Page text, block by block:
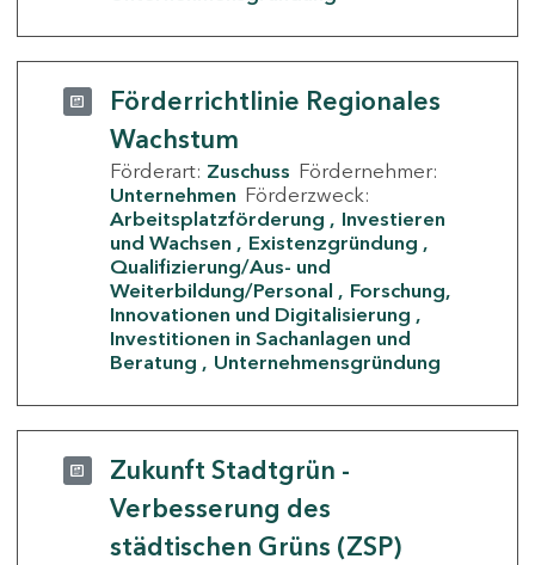
Förderrichtlinie Regionales
Wachstum
Förderart: Zuschuss Fördernehmer:
Unternehmen Förderzweck:
Arbeitsplatzförderung
Investieren
und Wachsen
Existenzgründung
Qualifizierung/Aus- und
Weiterbildung/Personal
Forschung,
Innovationen und Digitalisierung
Investitionen in Sachanlagen und
Beratung
Unternehmensgründung
Zukunft Stadtgrün -
Verbesserung des
städtischen Grüns (ZSP)